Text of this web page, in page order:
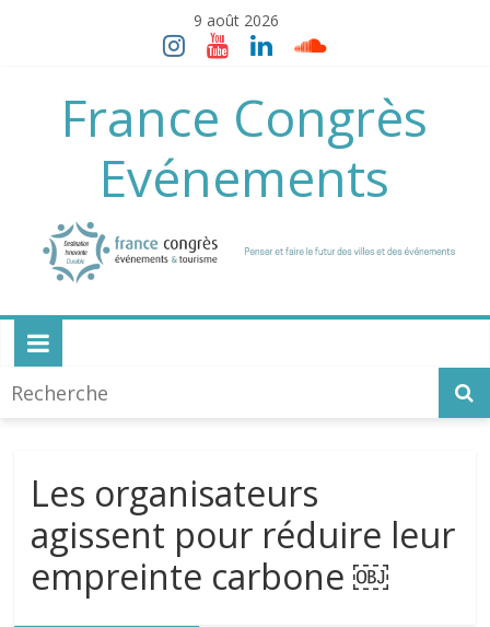
9 août 2026
France Congrès
Evénements
Les organisateurs
agissent pour réduire leur
empreinte carbone ￼